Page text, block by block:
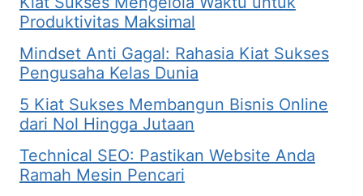
Produktivitas Maksimal
Mindset Anti Gagal: Rahasia Kiat Sukses
Pengusaha Kelas Dunia
5 Kiat Sukses Membangun Bisnis Online
dari Nol Hingga Jutaan
Technical SEO: Pastikan Website Anda
Ramah Mesin Pencari